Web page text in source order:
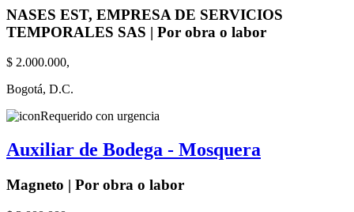
NASES EST, EMPRESA DE SERVICIOS
TEMPORALES SAS | Por obra o labor
$ 2.000.000,
Bogotá, D.C.
Requerido con urgencia
Auxiliar de Bodega - Mosquera
Magneto | Por obra o labor